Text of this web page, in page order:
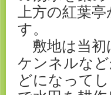
上方の紅葉
す。
敷地は当初
ケンネルな
どになって